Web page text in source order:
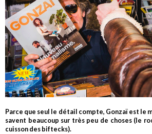
Parce que seul le détail compte, Gonzaï est le
savent beaucoup sur très peu de choses (le
cuisson des biftecks).